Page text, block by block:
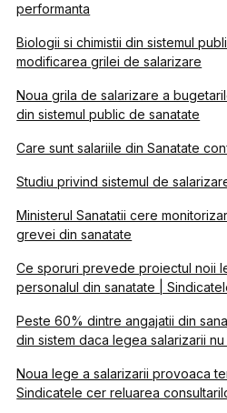
performanta
Biologii si chimistii din sistemul
modificarea grilei de salarizare
Noua grila de salarizare a
din sistemul public de sanatate
Care sunt salariile din Sanatate
Studiu privind sistemul de
Ministerul Sanatatii cere
grevei din sanatate
Ce sporuri prevede proiectul noii
personalul din sanatate |
Peste 60% dintre angajatii din
din sistem daca legea salarizarii
Noua lege a salarizarii provoaca
Sindicatele cer reluarea